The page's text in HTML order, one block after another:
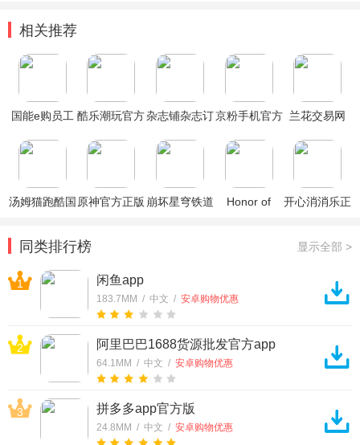
相关推荐
国能e购员工 酷乐潮玩官方杂志铺杂志订京粉手机官方 兰花交易网
汤姆猫跑酷国 原神官方正版 崩坏星穹铁道
Honor of
开心消消乐正
同类排行榜 显示全部 >
1 闲鱼app
183.7MM / 中文 / 安卓购物优惠
2 阿里巴巴1688货源批发官方app
64.1MM / 中文 / 安卓购物优惠
3 拼多多app官方版
24.8MM / 中文 / 安卓购物优惠